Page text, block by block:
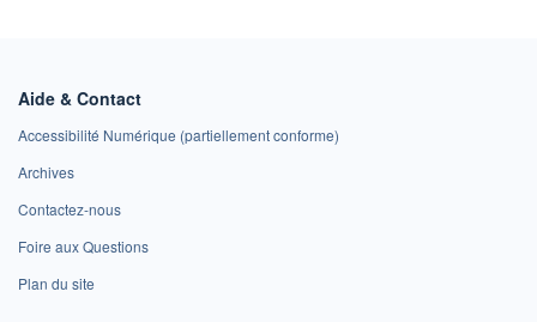
Aide & Contact
Accessibilité Numérique (partiellement conforme)
Archives
Contactez-nous
Foire aux Questions
Plan du site